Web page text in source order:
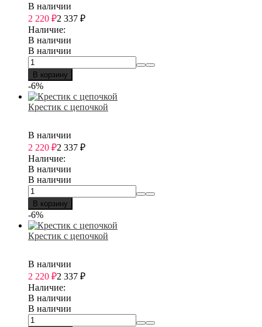
В наличии
2 220 ₽2 337 ₽
Наличие:
В наличии
В наличии
В корзину
-6%
Крестик с цепочкой
В наличии
2 220 ₽2 337 ₽
Наличие:
В наличии
В наличии
В корзину
-6%
Крестик с цепочкой
В наличии
2 220 ₽2 337 ₽
Наличие:
В наличии
В наличии